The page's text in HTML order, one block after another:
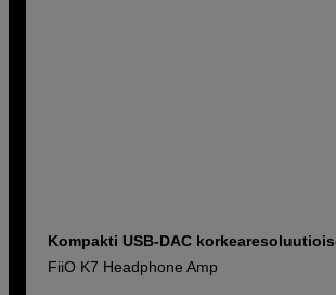
Kompakti USB-DAC
FiiO K7 Headphone Amp